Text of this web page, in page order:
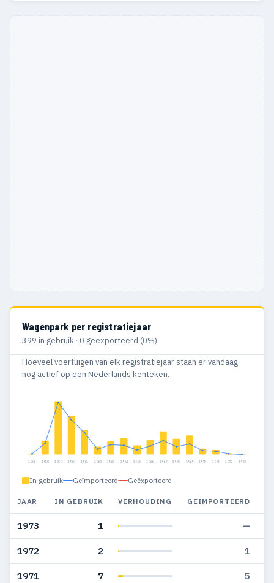
Wagenpark per registratiejaar
399 in gebruik · 0 geëxporteerd (0%)
Hoeveel voertuigen van elk registratiejaar staan er vandaag
nog actief op een Nederlands kenteken.
1951 1958 1959 1960 1961 1962 1963 1964 1965 1966 1967 1968 1969 1970 1971 1972 1973
In gebruik Geïmporteerd Geëxporteerd
JAAR IN GEBRUIK VERHOUDING GEÏMPORTEERD
1973 1 —
1972 2 1
1971 7 5